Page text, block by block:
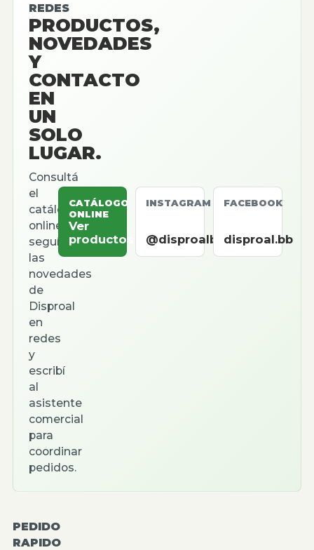
REDES
PRODUCTOS,
NOVEDADES
Y
CONTACTO
EN
UN
SOLO
LUGAR.
Consultá
el
catálogo
online,
seguí
las
novedades
de
Disproal
en
redes
y
escribí
al
asistente
comercial
para
coordinar
pedidos.
CATÁLOGO
ONLINE
Ver
productos
INSTAGRAM
@disproalbb
FACEBOOK
disproal.bb
PEDIDO
RAPIDO